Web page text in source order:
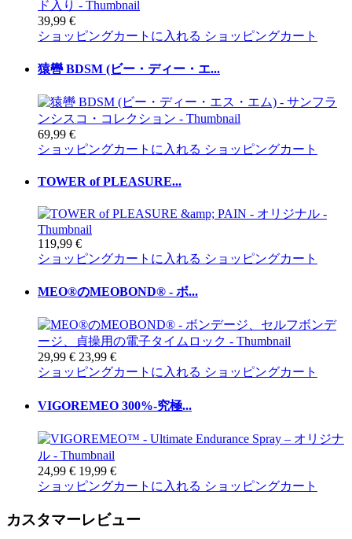
39,99 €
ショッピングカートに入れる ショッピングカート
猿轡 BDSM (ビー・ディー・エ...
69,99 €
ショッピングカートに入れる ショッピングカート
TOWER of PLEASURE...
119,99 €
ショッピングカートに入れる ショッピングカート
MEO®のMEOBOND® - ボ...
29,99 € 23,99 €
ショッピングカートに入れる ショッピングカート
VIGOREMEO 300%-究極...
24,99 € 19,99 €
ショッピングカートに入れる ショッピングカート
カスタマーレビュー